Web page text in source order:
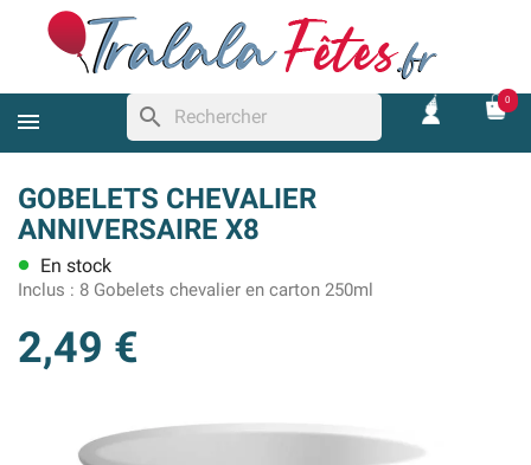
search
0
GOBELETS CHEVALIER
ANNIVERSAIRE X8
lens En stock
Inclus : 8 Gobelets chevalier en carton 250ml
2,49 €